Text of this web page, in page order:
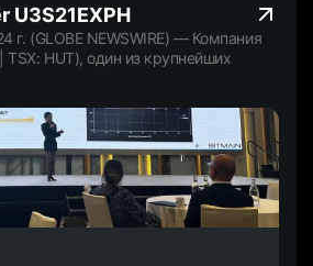
U3S21EXPH
г. (GLOBE NEWSWIRE) — Компания
TSX: HUT), один из крупнейших